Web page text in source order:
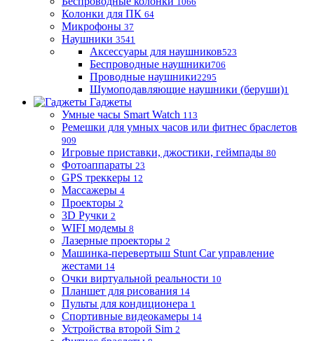
Колонки для ПК 64
Микрофоны 37
Наушники 3541
Аксессуары для наушников523
Беспроводные наушники706
Проводные наушники2295
Шумоподавляющие наушники (беруши)1
Гаджеты
Умные часы Smart Watch 113
Ремешки для умных часов или фитнес браслетов
909
Игровые приставки, джостики, геймпады 80
Фотоаппараты 23
GPS треккеры 12
Массажеры 4
Проекторы 2
3D Ручки 2
WIFI модемы 8
Лазерные проекторы 2
Машинка-перевертыш Stunt Car управление
жестами 14
Очки виртуальной реальности 10
Планшет для рисования 14
Пульты для кондиционера 1
Спортивные видеокамеры 14
Устройства второй Sim 2